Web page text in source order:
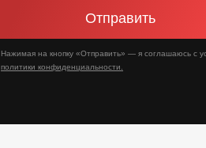
Отправить
Нажимая на кнопку «Отправить» — я соглашаюсь с
политики конфиденциальности.